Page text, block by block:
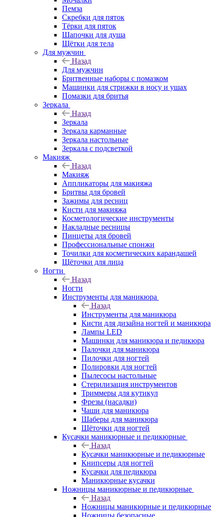
Пемза
Скребки для пяток
Тёрки для пяток
Шапочки для душа
Щётки для тела
Для мужчин
Назад
Для мужчин
Бритвенные наборы с помазком
Машинки для стрижки в носу и ушах
Помазки для бритья
Зеркала
Назад
Зеркала
Зеркала карманные
Зеркала настольные
Зеркала с подсветкой
Макияж
Назад
Макияж
Аппликаторы для макияжа
Бритвы для бровей
Зажимы для ресниц
Кисти для макияжа
Косметологические инструменты
Накладные ресницы
Пинцеты для бровей
Профессиональные спонжи
Точилки для косметических карандашей
Щёточки для лица
Ногти
Назад
Ногти
Инструменты для маникюра
Назад
Инструменты для маникюра
Кисти для дизайна ногтей и маникюра
Лампы LED
Машинки для маникюра и педикюра
Палочки для маникюра
Пилочки для ногтей
Полировки для ногтей
Пылесосы настольные
Стерилизация инструментов
Триммеры для кутикул
Фрезы (насадки)
Чаши для маникюра
Шаберы для маникюра
Щёточки для ногтей
Кусачки маникюрные и педикюрные
Назад
Кусачки маникюрные и педикюрные
Книпсеры для ногтей
Кусачки для педикюра
Маникюрные кусачки
Ножницы маникюрные и педикюрные
Назад
Ножницы маникюрные и педикюрные
Ножницы безопасные